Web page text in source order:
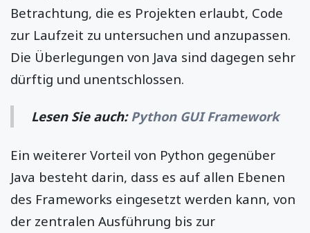
Betrachtung, die es Projekten erlaubt, Code
zur Laufzeit zu untersuchen und anzupassen.
Die Überlegungen von Java sind dagegen sehr
dürftig und unentschlossen.
Lesen Sie auch: Python GUI Framework
Ein weiterer Vorteil von Python gegenüber
Java besteht darin, dass es auf allen Ebenen
des Frameworks eingesetzt werden kann, von
der zentralen Ausführung bis zur